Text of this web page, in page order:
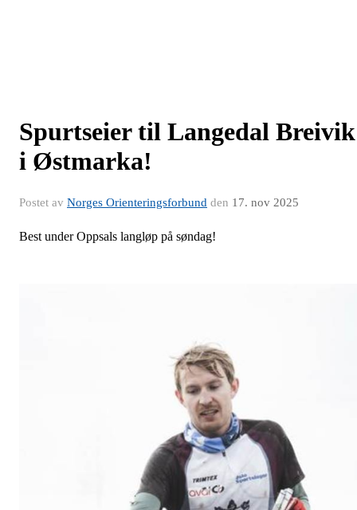
Spurtseier til Langedal Breivik
i Østmarka!
Postet av Norges Orienteringsforbund den 17. nov 2025
Best under Oppsals langløp på søndag!